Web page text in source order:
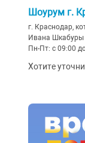
Шоурум г.
г. Краснодар,
Ивана Шкабуры
Пн-Пт: с 09:00
Хотите